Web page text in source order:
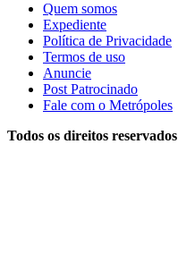
Quem somos
Expediente
Política de Privacidade
Termos de uso
Anuncie
Post Patrocinado
Fale com o Metrópoles
Todos os direitos reservados